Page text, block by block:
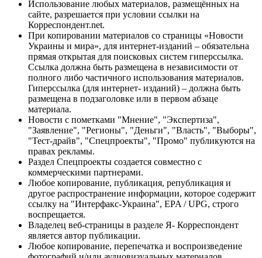
Использование любых материалов, размещённых на
сайте, разрешается при условии ссылки на
Корреспондент.net.
При копировании материалов со страницы «Новости
Украины и мира», для интернет-изданий – обязательна
прямая открытая для поисковых систем гиперссылка.
Ссылка должна быть размещена в независимости от
полного либо частичного использования материалов.
Гиперссылка (для интернет- изданий) – должна быть
размещена в подзаголовке или в первом абзаце
материала.
Новости с пометками "Мнение", "Экспертиза",
"Заявление", "Регионы", "Деньги", "Власть", "Выборы",
"Тест-драйв", "Спецпроекты", "Промо" публикуются на
правах рекламы.
Раздел Спецпроекты создается совместно с
коммерческими партнерами.
Любое копирование, публикация, републикация и
другое распространение информации, которое содержит
ссылку на "Интерфакс-Украина", EPA / UPG, строго
воспрещается.
Владелец веб-страницы в разделе Я- Корреспондент
является автор публикации.
Любое копирование, перепечатка и воспроизведение